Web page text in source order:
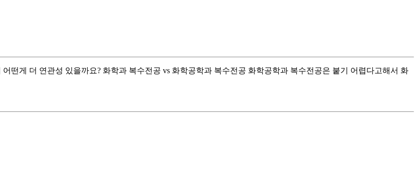
떤게 더 연관성 있을까요? 화학과 복수전공 vs 화학공학과 복수전공 화학공학과 복수전공은 붙기 어렵다고해서 화